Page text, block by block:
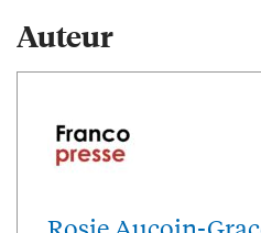
Auteur